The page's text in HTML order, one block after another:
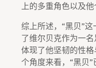
上的多重角色以及
综上所述，“黑贝”
了维尔贝克作为一
体现了他坚韧的性
个角度来看，“黑贝